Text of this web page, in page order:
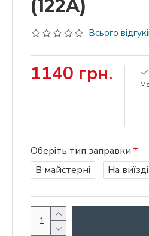
(122A)
Всього
1140 грн.
Оберіть тип заправки
В майстерні
На виїзді